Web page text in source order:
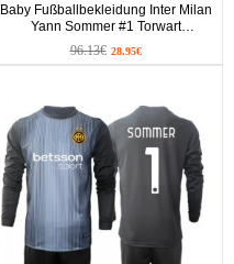
Baby Fußballbekleidung Inter Milan
Yann Sommer #1 Torwart
Auswärtstrikot 2025-26 Kurzarm (+
kurze hosen)
96.13€ 28.95€